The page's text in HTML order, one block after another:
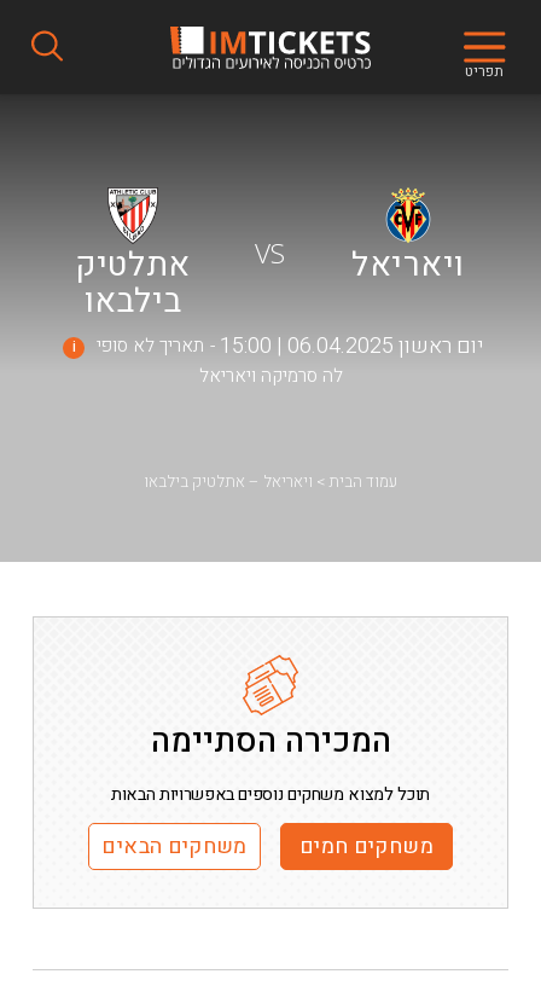
תפריט
ויאריאל VS אתלטיק
בילבאו
יום ראשון 06.04.2025 | 15:00 תאריך לא סופי i
לה סרמיקה ויאריאל
ויאריאל – אתלטיק בילבאו עמוד הבית
המכירה הסתיימה
תוכל למצוא משחקים נוספים באפשרויות הבאות
משחקים חמים משחקים הבאים